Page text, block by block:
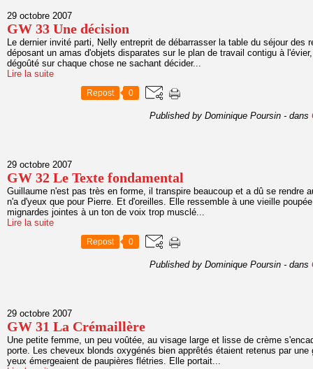
29 octobre 2007
GW 33 Une décision
Le dernier invité parti, Nelly entreprit de débarrasser la table du séjour des
déposant un amas d'objets disparates sur le plan de travail contigu à
dégoûté sur chaque chose ne sachant décider...
Lire la suite
Repost 0
Published by Dominique Poursin - dans
29 octobre 2007
GW 32 Le Texte fondamental
Guillaume n'est pas très en forme, il transpire beaucoup et a dû se rendre
n'a d'yeux que pour Pierre. Et d'oreilles. Elle ressemble à une vieille
mignardes jointes à un ton de voix trop musclé...
Lire la suite
Repost 0
Published by Dominique Poursin - dans
29 octobre 2007
GW 31 La Crémaillère
Une petite femme, un peu voûtée, au visage large et lisse de crème
porte. Les cheveux blonds oxygénés bien apprêtés étaient retenus par
yeux émergeaient de paupières flétries. Elle portait...